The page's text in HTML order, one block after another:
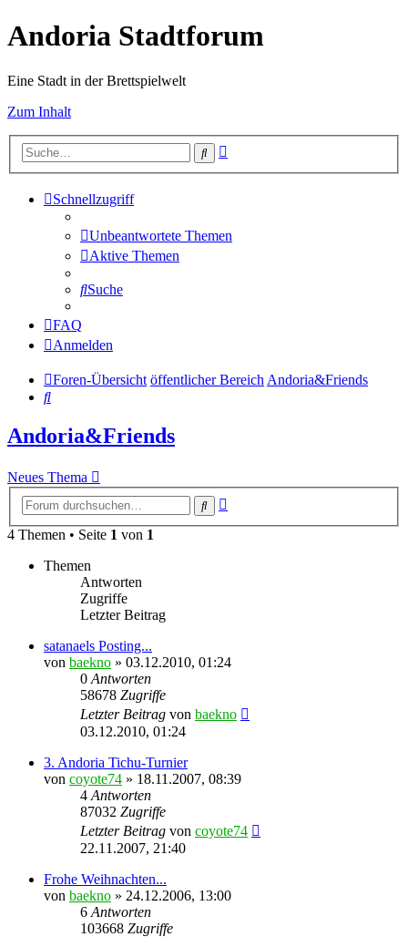
Andoria Stadtforum
Eine Stadt in der Brettspielwelt
Zum Inhalt
Suche
Schnellzugriff
Unbeantwortete Themen
Aktive Themen
Suche
FAQ
Anmelden
Foren-Übersicht öffentlicher BereichAndoria&Friends
Suche
Andoria&Friends
Neues Thema
Suche
4 Themen • Seite 1 von 1
Themen
Antworten
Zugriffe
Letzter Beitrag
satanaels Posting...
von baekno » 03.12.2010, 01:24
0 Antworten
58678 Zugriffe
Letzter Beitrag von baekno
03.12.2010, 01:24
3. Andoria Tichu-Turnier
von coyote74 » 18.11.2007, 08:39
4 Antworten
87032 Zugriffe
Letzter Beitrag von coyote74
22.11.2007, 21:40
Frohe Weihnachten...
von baekno » 24.12.2006, 13:00
6 Antworten
103668 Zugriffe